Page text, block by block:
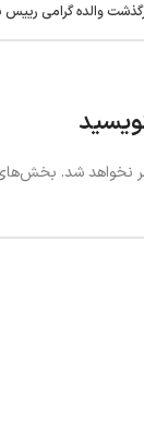
والده گرامی
نخواهد شد. بخش‌های